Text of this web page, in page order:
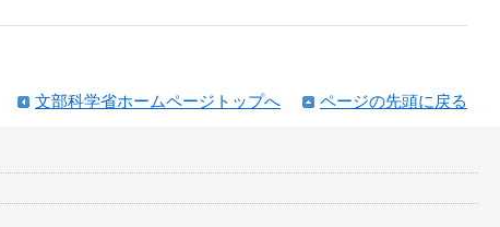
ページの先頭に戻る
文部科学省ホームページトップへ